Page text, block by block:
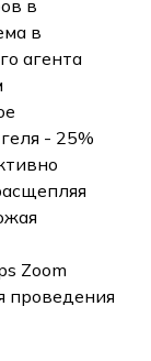
в
в
агента
- 25%
Zoom
проведения